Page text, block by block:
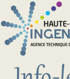
Aller au contenu